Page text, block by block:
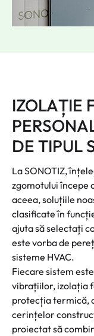
IZOLAȚIE
DE TIPUL
La SONOTIZ,
zgomotului începe
aceea, soluțiile
clasificate în
ajuta să selectați
este vorba de
sisteme HVAC.
Fiecare sistem
vibrațiilor, izolația
protecția termică,
cerințelor
proiectat să